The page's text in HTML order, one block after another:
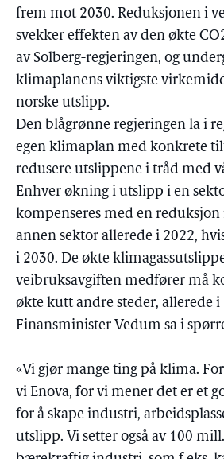
frem mot 2030. Reduksjonen i
svekker effekten av den økte
av Solberg-regjeringen, og
klimaplanens viktigste
norske utslipp.
Den blågrønne regjeringen la i
egen klimaplan med konkrete
redusere utslippene i tråd med
Enhver økning i utslipp i en
kompenseres med en
annen sektor allerede i 2022,
i 2030. De økte
veibruksavgiften medfører må
økte kutt andre steder, allerede i
Finansminister Vedum sa i
«Vi gjør mange ting på klima.
vi Enova, for vi mener det er et
for å skape industri,
utslipp. Vi setter også av 100